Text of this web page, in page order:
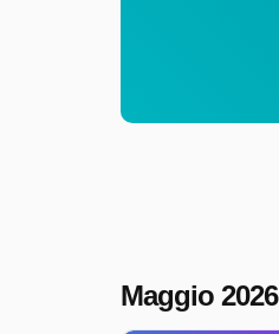
Maggio 2026